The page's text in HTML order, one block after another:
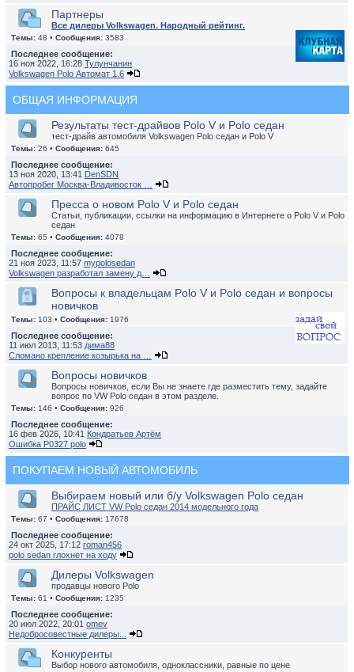
Партнеры
Все дилеры Volkswagen. Народный рейтинг.
Темы: 48 • Сообщения: 3583
Последнее сообщение:
16 ноя 2022, 16:28 Тулунчанин
Volkswagen Polo Автомат 1.6
ОБЩАЯ ИНФОРМАЦИЯ
Результаты тест-драйвов Polo V и Polo седан
тест-драйв автомобиля Volkswagen Polo седан и Polo V
Темы: 26 • Сообщения: 645
Последнее сообщение:
13 ноя 2020, 13:41 DenSDN
Автопробег Москва-Владивосток …
Пресса о новом Polo V и Polo седан
Статьи, публикации, ссылки на информацию в Интернете о Polo V и Polo
седан
Темы: 65 • Сообщения: 4078
Последнее сообщение:
21 ноя 2023, 11:57 mypolosedan
Volkswagen разработал замену д…
Вопросы к владельцам Polo V и Polo седан и вопросы
новичков
Темы: 103 • Сообщения: 1976
Последнее сообщение:
11 июл 2013, 11:53 дима88
Сломано крепление козырька на …
Вопросы новичков
Вопросы новичков, если Вы не знаете где разместить тему, задайте
вопрос по VW Polo седан в этом разделе.
Темы: 146 • Сообщения: 926
Последнее сообщение:
16 фев 2026, 10:41 Кондратьев Артём
Ошибка P0327 polo
ПОКУПАЕМ НОВЫЙ АВТОМОБИЛЬ
Выбираем новый или б/у Volkswagen Polo седан
ПРАЙС ЛИСТ VW Polo седан 2014 модельного года
Темы: 67 • Сообщения: 17678
Последнее сообщение:
24 окт 2025, 17:12 roman456
polo sedan глохнет на ходу
Дилеры Volkswagen
продавцы нового Polo
Темы: 61 • Сообщения: 1235
Последнее сообщение:
20 июл 2022, 20:01 omev
Недобросовестные дилеры...
Конкуренты
Выбор нового автомобиля, одноклассники, равные по цене